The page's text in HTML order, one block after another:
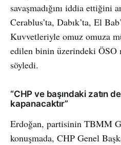
savaşmadığını iddia ettiğini
Cerablus’ta, Dabık’ta, El
Kuvvetleriyle omuz omuza
edilen binin üzerindeki ÖSO
söyledi.
“CHP ve başındaki zatın
kapanacaktır”
Erdoğan, partisinin TBMM
konuşmada, CHP Genel